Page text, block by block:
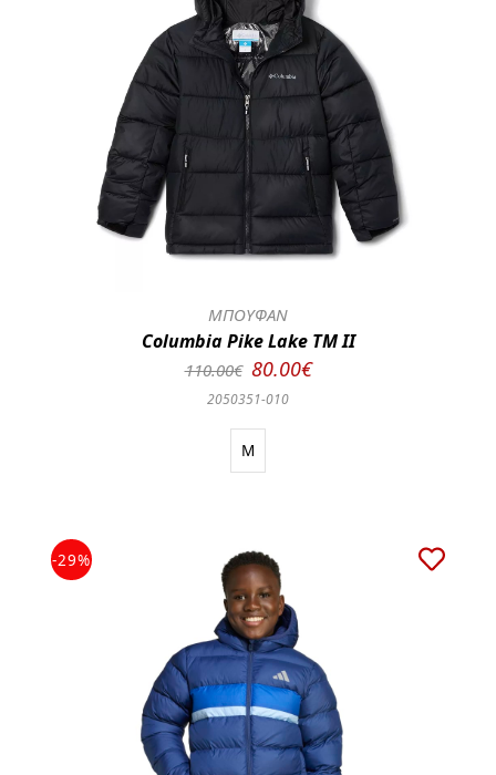
ΜΠΟΥΦΑΝ
Columbia Pike Lake TM II
110.00€ 80.00€
2050351-010
M
-29%